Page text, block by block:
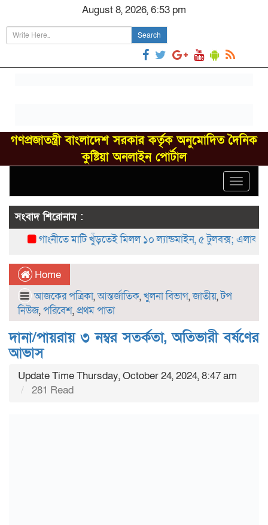
August 8, 2026, 6:53 pm
Search
গণপ্রজাতন্ত্রী বাংলাদেশ সরকার কর্তৃক অনুমোদিত দৈনিক
কুষ্টিয়া অনলাইন পোর্টাল
Toggle
সংবাদ শিরোনাম :
গাংনীতে মাটি খুঁড়তেই মিলল ১০ ল্যান্ডমাইন, ৫ টুলবক্স; এলাকায়
Home
আজকের পত্রিকা,আন্তর্জাতিক,খুলনা বিভাগ,জাতীয়,টপ
নিউজ,পরিবেশ,প্রথম পাতা
দানা/পায়রায় ৩ নম্বর সতর্কতা, অতিভারী বর্ষণের
আভাস
Update Time Thursday, October 24, 2024, 8:47 am
281 Read